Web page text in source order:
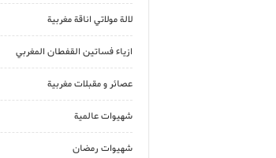
لالة مولاتي اناقة مغربية
ازياء فساتين القفطان المغربي
عصائر و مقبلات مغربية
شهيوات عالمية
شهيوات رمضان